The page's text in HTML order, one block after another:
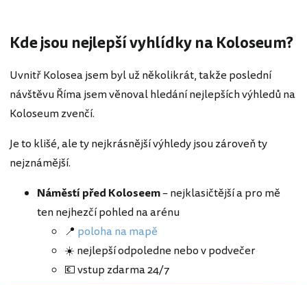
Kde jsou nejlepší vyhlídky na Koloseum?
Uvnitř Kolosea jsem byl už několikrát, takže poslední
návštěvu Říma jsem věnoval hledání nejlepších výhledů na
Koloseum zvenčí.
Je to klišé, ale ty nejkrásnější výhledy jsou zároveň ty
nejznámější.
Náměstí před Koloseem– nejklasičtější a pro mě
ten nejhezčí pohled na arénu
📍 poloha na mapě
☀️ nejlepší odpoledne nebo v podvečer
💶 vstup zdarma 24/7